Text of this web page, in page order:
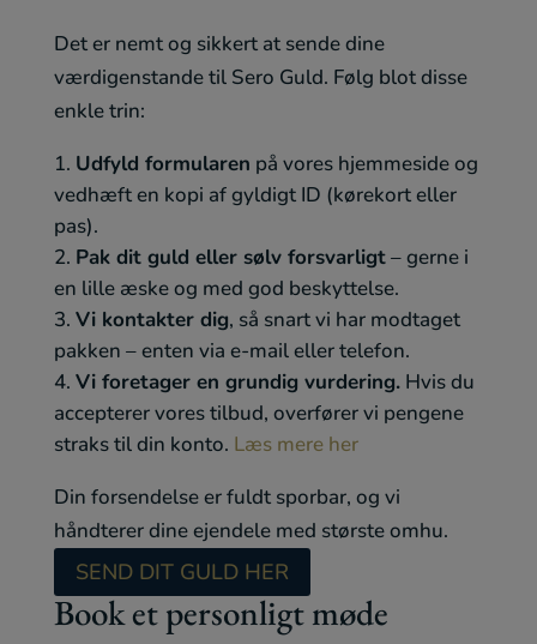
Det er nemt og sikkert at sende dine
værdigenstande til Sero Guld. Følg blot disse
enkle trin:
Udfyld formularen på vores hjemmeside og
vedhæft en kopi af gyldigt ID (kørekort eller
pas).
Pak dit guld eller sølv forsvarligt– gerne i
en lille æske og med god beskyttelse.
Vi kontakter dig, så snart vi har modtaget
pakken – enten via e-mail eller telefon.
Vi foretager en grundig vurdering.Hvis du
accepterer vores tilbud, overfører vi pengene
straks til din konto. Læs mere her
Din forsendelse er fuldt sporbar, og vi
håndterer dine ejendele med største omhu.
SEND DIT GULD HER
Book et personligt møde